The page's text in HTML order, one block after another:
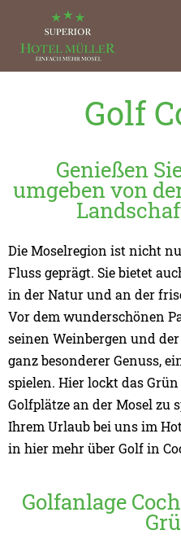
Golf
Genießen
umgeben von
Die Moselregion ist nicht
Fluss geprägt. Sie bietet
in der Natur und an der
Vor dem wunderschönen
seinen Weinbergen und
ganz besonderer Genuss,
spielen. Hier lockt das
Golfplätze an der Mosel zu
Ihrem Urlaub bei uns im
in hier mehr über Golf in
Golfanlage